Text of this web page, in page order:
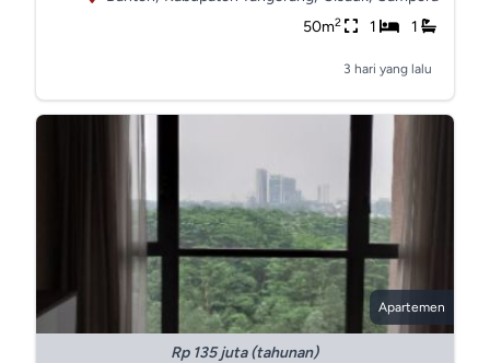
50m2 1 1
3 hari yang lalu
Apartemen
Rp 135 juta (tahunan)